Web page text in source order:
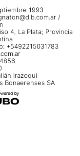
1993
/
4, La Plata; Provincia
+5492215031783
Irazoqui
Bonaerenses SA